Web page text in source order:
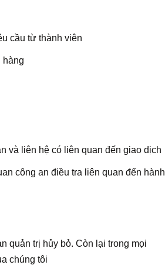
cầu từ thành viên
hàng
và liên hệ có liên quan đến giao dịch
công an điều tra liên quan đến hành
quản trị hủy bỏ. Còn lại trong mọi
chúng tôi